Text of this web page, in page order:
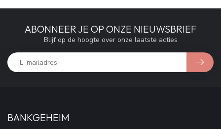
ABONNEER JE OP ONZE NIEUWSBRIEF
Blijf op de hoogte over onze laatste acties
BANKGEHEIM